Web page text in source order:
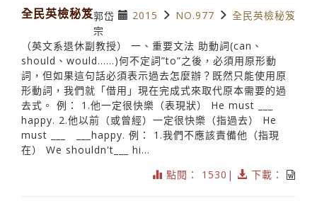
全民英檢秘笈 2015 NO.977 全民英檢秘笈
郭岱
宗
（英文系退休副教授） 一、重要文法 助動詞(can、
should、would……)何不定詞”to”之後，必須用原形動
詞，但如果這句話必須表示過去怎麼辦？既然只能使用原
形動詞，我們就「借用」現在完成式來取代原本需要的過
去式。 例： 1.他一定很快樂（表現狀） He must ___
happy. 2.他以前（或曾經）一定很快樂（指過去） He
must ___ ___happy. 例： 1.我們不應該責備他（指現
在） We shouldn't___ hi...
點閱： 1530|
下載：